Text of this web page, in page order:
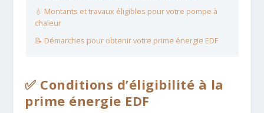
💧 Montants et travaux éligibles pour votre pompe à
chaleur
📝 Démarches pour obtenir votre prime énergie EDF
✅ Conditions d’éligibilité à la
prime énergie EDF